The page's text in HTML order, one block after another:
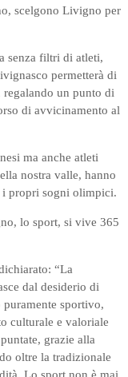
scelgono Livigno per
senza filtri di atleti,
permetterà di
un punto di
di avvicinamento al
ma anche atleti
nostra valle, hanno
i propri sogni olimpici.
lo sport, si vive 365
“La
dal desiderio di
sportivo,
culturale e valoriale
grazie alla
oltre la tradizionale